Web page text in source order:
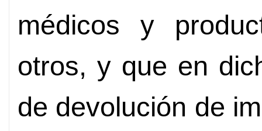
médicos y
otros, y que en
de devolución de